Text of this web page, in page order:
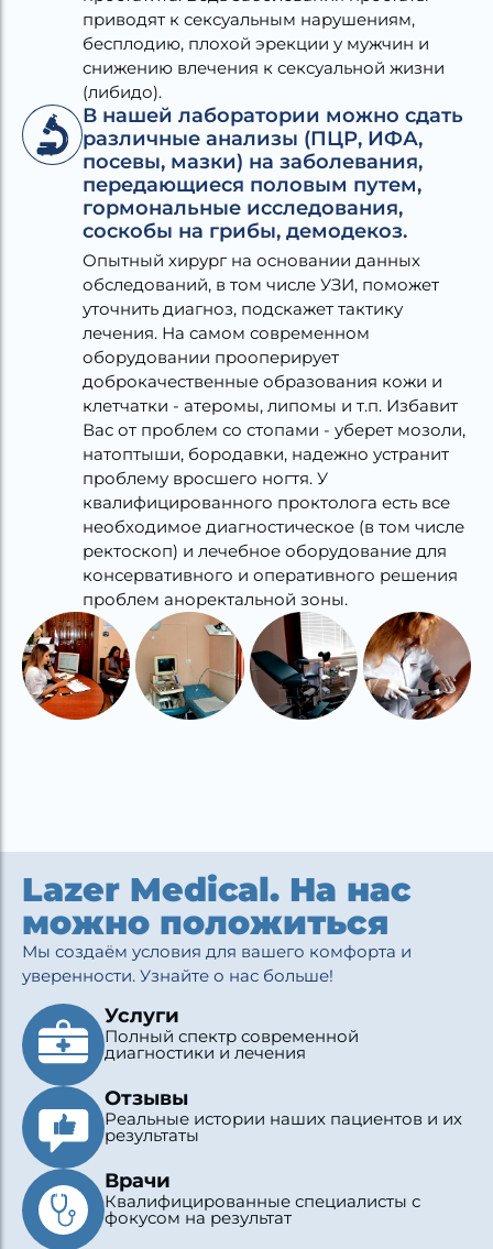
приводят к сексуальным нарушениям,
бесплодию, плохой эрекции у мужчин и
снижению влечения к сексуальной жизни
(либидо).
В нашей лаборатории можно сдать
различные анализы (ПЦР, ИФА,
посевы, мазки) на заболевания,
передающиеся половым путем,
гормональные исследования,
соскобы на грибы, демодекоз.
Опытный хирург на основании данных
обследований, в том числе УЗИ, поможет
уточнить диагноз, подскажет тактику
лечения. На самом современном
оборудовании прооперирует
доброкачественные образования кожи и
клетчатки - атеромы, липомы и т.п. Избавит
Вас от проблем со стопами - уберет мозоли,
натоптыши, бородавки, надежно устранит
проблему вросшего ногтя. У
квалифицированного проктолога есть все
необходимое диагностическое (в том числе
ректоскоп) и лечебное оборудование для
консервативного и оперативного решения
проблем аноректальной зоны.
Lazer Medical. На нас
можно положиться
Мы создаём условия для вашего комфорта и
уверенности. Узнайте о нас больше!
Услуги
Полный спектр современной
диагностики и лечения
Отзывы
Реальные истории наших пациентов и их
результаты
Врачи
Квалифицированные специалисты с
фокусом на результат